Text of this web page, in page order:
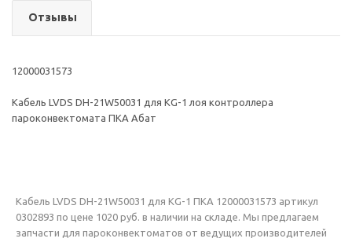
Отзывы
12000031573
Кабель LVDS DH-21W50031 для KG-1 лоя контроллера
пароконвектомата ПКА Абат
Кабель LVDS DH-21W50031 для KG-1 ПКА 12000031573 артикул
0302893 по цене 1020 руб. в наличии на складе. Мы предлагаем
запчасти для пароконвектоматов от ведущих производителей